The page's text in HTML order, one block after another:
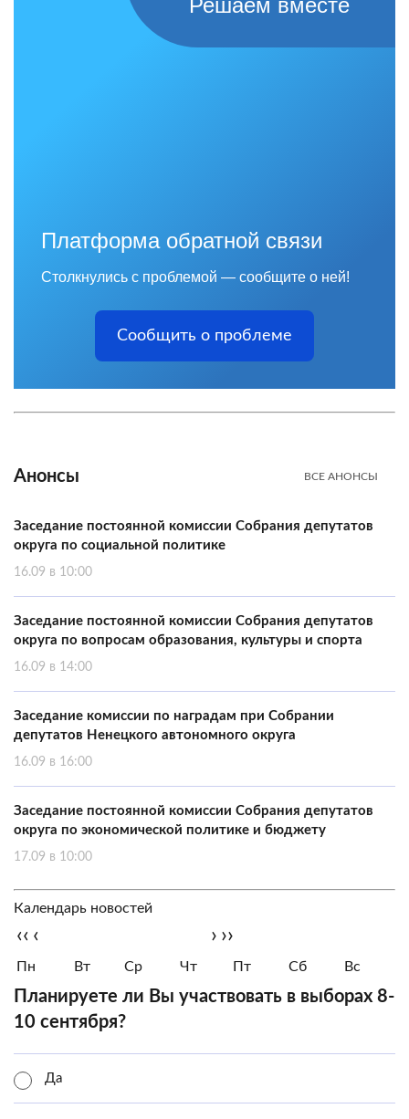
Платформа обратной связи
Столкнулись с проблемой — сообщите о ней!
Сообщить о проблеме
Анонсы ВСЕ АНОНСЫ
Заседание постоянной комиссии Собрания депутатов
округа по социальной политике
16.09 в 10:00
Заседание постоянной комиссии Собрания депутатов
округа по вопросам образования, культуры и спорта
16.09 в 14:00
Заседание комиссии по наградам при Собрании
депутатов Ненецкого автономного округа
16.09 в 16:00
Заседание постоянной комиссии Собрания депутатов
округа по экономической политике и бюджету
17.09 в 10:00
Календарь новостей
‹‹ ‹ › ››
Пн Вт Ср Чт Пт Сб Вс
Планируете ли Вы участвовать в выборах 8-
10 сентября?
Да